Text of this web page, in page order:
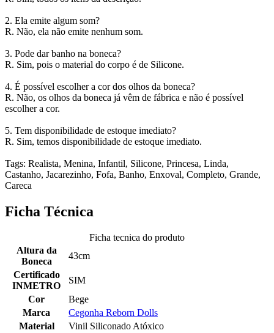
2. Ela emite algum som?
R. Não, ela não emite nenhum som.
3. Pode dar banho na boneca?
R. Sim, pois o material do corpo é de Silicone.
4. É possível escolher a cor dos olhos da boneca?
R. Não, os olhos da boneca já vêm de fábrica e não é possível
escolher a cor.
5. Tem disponibilidade de estoque imediato?
R. Sim, temos disponibilidade de estoque imediato.
Tags: Realista, Menina, Infantil, Silicone, Princesa, Linda,
Castanho, Jacarezinho, Fofa, Banho, Enxoval, Completo, Grande,
Careca
Ficha Técnica
Ficha tecnica do produto
Altura da
Boneca
43cm
Certificado
INMETRO
SIM
Cor
Bege
Marca
Cegonha Reborn Dolls
Material
Vinil Siliconado Atóxico